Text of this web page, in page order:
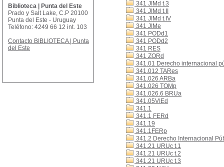
341 JIMd t.3
341 JIMd t.II
341 JIMd t.IV
341 JIMe
341 PODd1
341 PODd2
341 RES
341 ZORd
341.01 Derecho internacional
341.012 TARes
341.026 ARBa
341.026 TOMp
341.026.6 BRUa
341.05VIEd
341.1
341.1 FERd
341.19
341.1FERp
341.2 Derecho Internacional
341.21 URUc t.1
341.21 URUc t.2
341.21 URUc t.3
Biblioteca | Punta del Este
Prado y Salt Lake, C.P 20100
Punta del Este - Uruguay
Teléfono: 4249 66 12 int. 103
Contacto BIBLIOTECA | Punta
del Este